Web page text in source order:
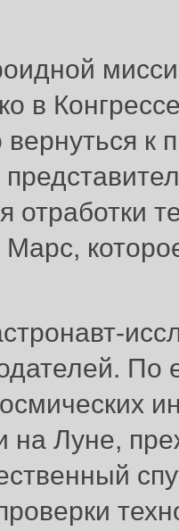
в
вернуться
отработки
на Луне,